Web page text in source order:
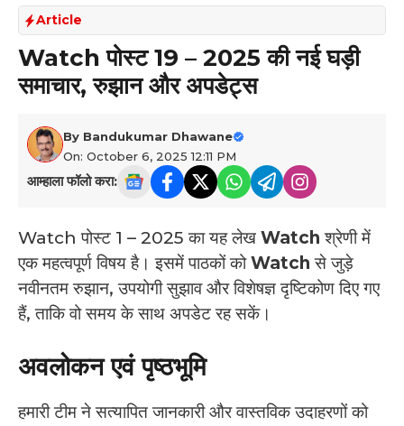
Article
Watch पोस्ट 19 – 2025 की नई घड़ी
समाचार, रुझान और अपडेट्स
By Bandukumar Dhawane
On: October 6, 2025 12:11 PM
आम्हाला फॉलो करा:
Watch पोस्ट 1 – 2025 का यह लेख Watch श्रेणी में
एक महत्वपूर्ण विषय है। इसमें पाठकों कोWatch से जुड़े
नवीनतम रुझान, उपयोगी सुझाव और विशेषज्ञ दृष्टिकोण दिए गए
हैं, ताकि वो समय के साथ अपडेट रह सकें।
अवलोकन एवं पृष्‍ठभूमि
हमारी टीम ने सत्यापित जानकारी और वास्तविक उदाहरणों को